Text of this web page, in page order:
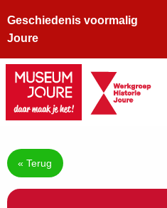
Geschiedenis voormalig
Joure
« Terug